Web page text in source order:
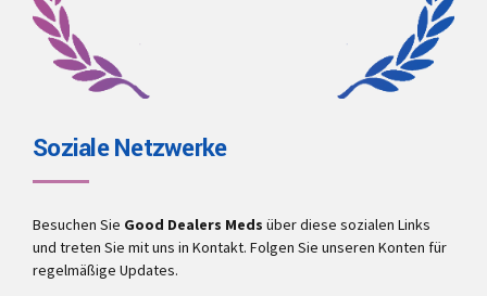
Soziale Netzwerke
Besuchen Sie Good Dealers Meds über diese sozialen Links
und treten Sie mit uns in Kontakt. Folgen Sie unseren Konten für
regelmäßige Updates.